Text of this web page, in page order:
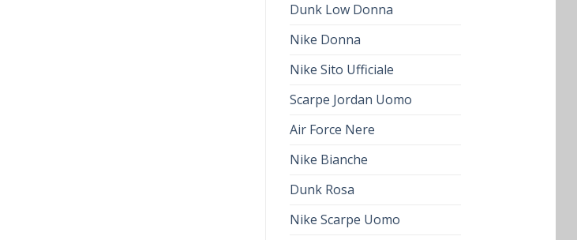
Dunk Low Donna
Nike Donna
Nike Sito Ufficiale
Scarpe Jordan Uomo
Air Force Nere
Nike Bianche
Dunk Rosa
Nike Scarpe Uomo